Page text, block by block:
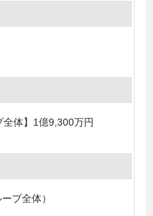
全体】1億9,300万円
プ全体）